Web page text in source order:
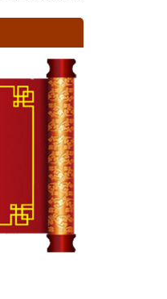
tạp đòi hỏi
pháp xem